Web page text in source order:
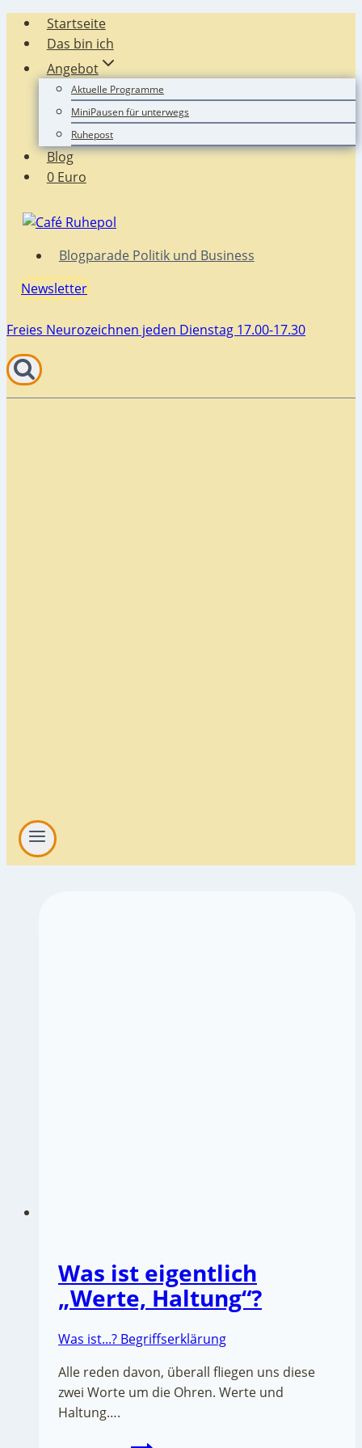
Zum
Inhalt
springen
Startseite
Das bin ich
Angebot
Aktuelle Programme
MiniPausen für unterwegs
Ruhepost
Blog
0 Euro
Blogparade Politik und Business
Newsletter
Freies Neurozeichnen jeden Dienstag 17.00-17.30
Was ist eigentlich
„Werte, Haltung“?
Was ist...? Begriffserklärung
Alle reden davon, überall fliegen uns diese
zwei Worte um die Ohren. Werte und
Haltung….